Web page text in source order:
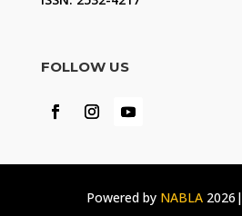
FOLLOW US
Powered by NABLA2026|